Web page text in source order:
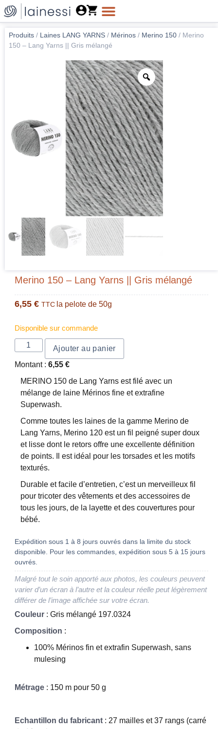
Produits / Laines LANG YARNS / Mérinos / Merino 150 / Merino
150 – Lang Yarns || Gris mélangé
Merino 150 – Lang Yarns || Gris mélangé
6,55 € TTC la pelote de 50g
Disponible sur commande
Ajouter au panier
Montant : 6,55 €
MERINO 150 de Lang Yarns est filé avec un
mélange de laine Mérinos fine et extrafine
Superwash.
Comme toutes les laines de la gamme Merino de
Lang Yarns, Merino 120 est un fil peigné super doux
et lisse dont le retors offre une excellente définition
de points. Il est idéal pour les torsades et les motifs
texturés.
Durable et facile d’entretien, c’est un merveilleux fil
pour tricoter des vêtements et des accessoires de
tous les jours, de la layette et des couvertures pour
bébé.
Expédition sous 1 à 8 jours ouvrés dans la limite du stock
disponible. Pour les commandes, expédition sous 5 à 15 jours
ouvrés.
Malgré tout le soin apporté aux photos, les couleurs peuvent
varier d’un écran à l’autre et la couleur réelle peut légèrement
différer de l’image affichée sur votre écran.
Couleur : Gris mélangé 197.0324
Composition :
100% Mérinos fin et extrafin Superwash, sans
mulesing
Métrage : 150 m pour 50 g
Echantillon du fabricant : 27 mailles et 37 rangs (carré